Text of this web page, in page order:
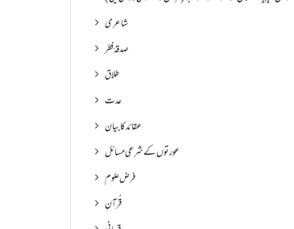
شاعری
صدقۂ فطر
طلاق
عدت
عقائد کا بیان
عورتوں کے شرعی مسائل
فرض علوم
قُرآنِ